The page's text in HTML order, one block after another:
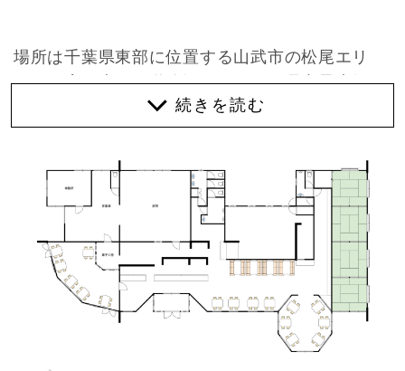
場所は千葉県東部に位置する山武市の松尾エリ
ア。お店は大きな道路沿いにあり、県内最大級の
プールやリゾート施設が並ぶ海岸エリアまで車で
まっすぐ10分。
そのレストラン”Local Dining Totoya”の思い出を
少しお話します。
とにかく「別格な体験」でした。
まず建物。先代オーナーが当時訪れたカルフォル
ニアのレストランを気に入り、アメリカ人建築家
に設計を依頼。桟橋に見立てたウッドデッキのア